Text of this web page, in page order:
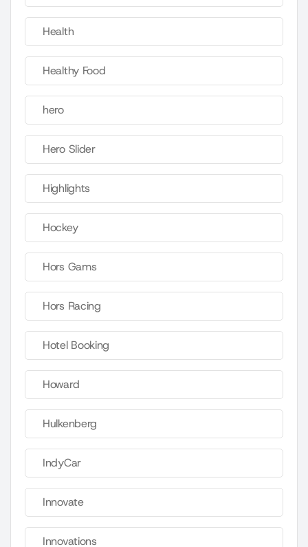
Health
Healthy Food
hero
Hero Slider
Highlights
Hockey
Hors Gams
Hors Racing
Hotel Booking
Howard
Hulkenberg
IndyCar
Innovate
Innovations